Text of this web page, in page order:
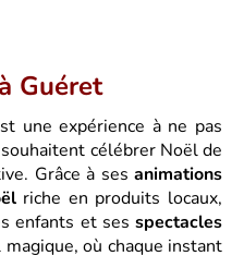
Guéret
une expérience à ne pas
célébrer Noël de
Grâce à ses animations
riche en produits locaux,
enfants et ses spectacles
où chaque instant